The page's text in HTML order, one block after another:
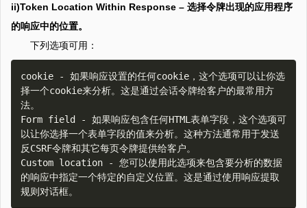
ii)Token Location Within Response – 选择令牌出现的应用程序
的响应中的位置。
下列选项可用：
cookie - 如果响应设置的任何cookie，这个选项可以让你选
择一个cookie来分析。这是通过会话令牌给客户的最常用方
法。
Form field - 如果响应包含任何HTML表单字段，这个选项可
以让你选择一个表单字段的值来分析。这种方法通常用于发送
反CSRF令牌和其它每页令牌提供给客户。
Custom location - 您可以使用此选项来包含要分析的数据
的响应中指定一个特定的自定义位置。这是通过使用响应提取